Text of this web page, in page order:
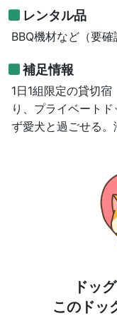
レンタル品
BBQ機材など（要確
補足情報
1日1組限定の貸切
り、プライベート
ず愛犬と過ごせる。
ドッ
このドッ